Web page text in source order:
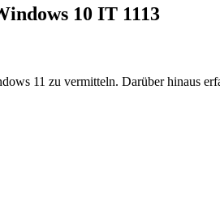
10 IT 1113
11 zu vermitteln. Darüber hinaus